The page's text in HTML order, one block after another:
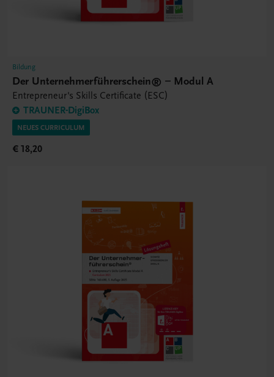
Bildung
Der Unternehmerführerschein® – Modul A
Entrepreneur's Skills Certificate (ESC)
TRAUNER-DigiBox
NEUES CURRICULUM
€ 18,20